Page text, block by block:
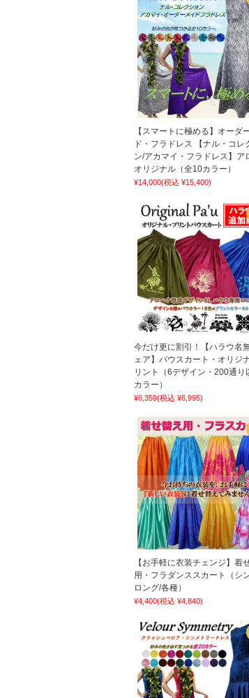
【スマートに極める】オーダ
ド・フラドレス 【ナル・コレ
ン/アカマイ・フラドレス】ア
オリジナル（全10カラー）
¥14,000(税込 ¥15,400)
今だけ更に割引！【ハラウ名
ェア】パウスカート・オリジ
リント（6デザイン・200通り
カラー）
¥6,359(税込 ¥6,995)
【お手軽に衣装チェンジ】着
用・フラダンススカート（シ
ロング/各種）
¥4,400(税込 ¥4,840)